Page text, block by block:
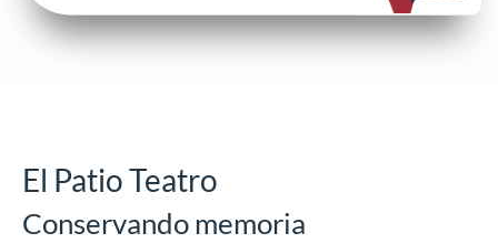
El Patio Teatro
Conservando memoria